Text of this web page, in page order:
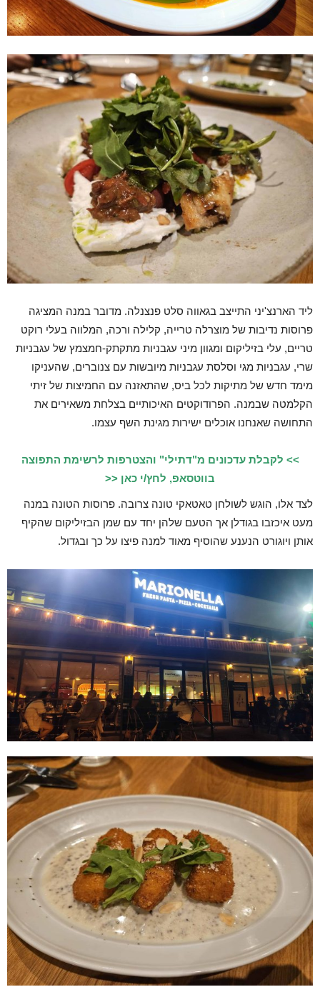
ליד הארנצ'יני התייצב בגאווה סלט פנצנלה. מדובר במנה המציגה
פרוסות נדיבות של מוצרלה טרייה, קלילה ורכה, המלווה בעלי רוקט
טריים, עלי בזיליקום ומגוון מיני עגבניות מתקתק-חמצמץ של עגבניות
שרי, עגבניות מגי וסלסת עגבניות מיובשות עם צנוברים, שהעניקו
מימד חדש של מתיקות לכל ביס, שהתאזנה עם החמיצות של זיתי
הקלמטה שבמנה. הפרודוקטים האיכותיים בצלחת משאירים את
התחושה שאנחנו אוכלים ישירות מגינת השף עצמו.
>> לקבלת עדכונים מ"דתילי" והצטרפות לרשימת התפוצה
בווטסאפ, לחץ/י כאן <<
לצד אלו, הוגש לשולחן טאטאקי טונה צרובה. פרוסות הטונה במנה
מעט איכזבו בגודלן אך הטעם שלהן יחד עם שמן הבזיליקום שהקיף
אותן ויוגורט הנענע שהוסיף מאוד למנה פיצו על כך ובגדול.